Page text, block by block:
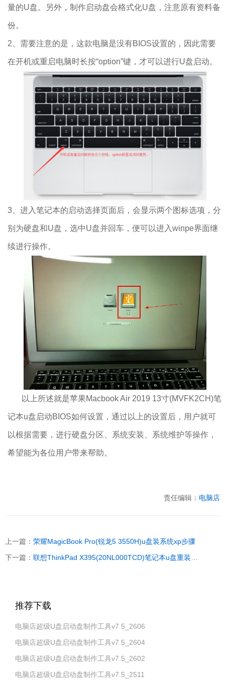
量的U盘。另外，制作启动盘会格式化U盘，注意原有资料备
份。
2、需要注意的是，这款电脑是没有BIOS设置的，因此需要
在开机或重启电脑时长按“option”键，才可以进行U盘启动。
3、进入笔记本的启动选择页面后，会显示两个图标选项，分
别为硬盘和U盘，选中U盘并回车，便可以进入winpe界面继
续进行操作。
以上所述就是苹果Macbook Air 2019 13寸(MVFK2CH)笔
记本u盘启动BIOS如何设置，通过以上的设置后，用户就可
以根据需要，进行硬盘分区、系统安装、系统维护等操作，
希望能为各位用户带来帮助。
责任编辑： 电脑店
上一篇： 荣耀MagicBook Pro(锐龙5 3550H)u盘装系统xp步骤
下一篇： 联想ThinkPad X395(20NL000TCD)笔记本u盘重装系统win10步骤
推荐下载
电脑店超级U盘启动盘制作工具v7.5_2606
电脑店超级U盘启动盘制作工具v7.5_2604
电脑店超级U盘启动盘制作工具v7.5_2602
电脑店超级U盘启动盘制作工具v7.5_2511